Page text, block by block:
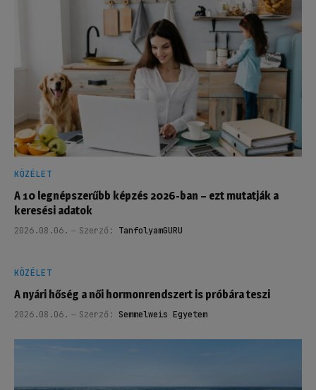
KÖZÉLET
A 10 legnépszerűbb képzés 2026-ban – ezt mutatják a
keresési adatok
2026.08.06. Szerző: TanfolyamGURU
KÖZÉLET
A nyári hőség a női hormonrendszert is próbára teszi
2026.08.06. Szerző: Semmelweis Egyetem